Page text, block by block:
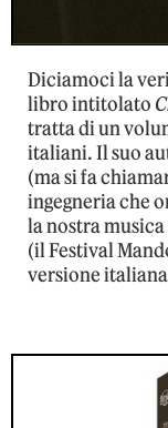
Diciamoci la
libro intitolato
tratta di un
italiani. Il suo
(ma si fa
ingegneria che
la nostra
(il Festival
versione